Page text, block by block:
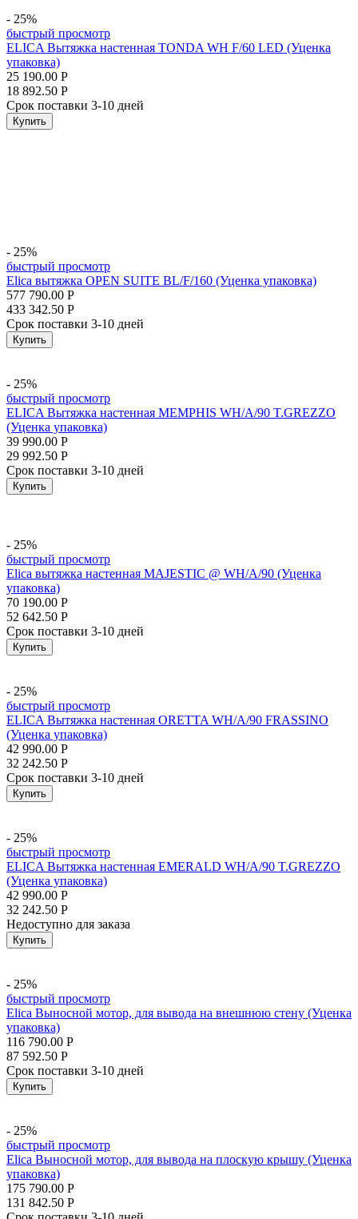
- 25%
быстрый просмотр
ELICA Вытяжка настенная TONDA WH F/60 LED (Уценка
упаковка)
25 190.00 Р
18 892.50 Р
Срок поставки 3-10 дней
Купить
- 25%
быстрый просмотр
Elica вытяжка OPEN SUITE BL/F/160 (Уценка упаковка)
577 790.00 Р
433 342.50 Р
Срок поставки 3-10 дней
Купить
- 25%
быстрый просмотр
ELICA Вытяжка настенная MEMPHIS WH/A/90 T.GREZZO
(Уценка упаковка)
39 990.00 Р
29 992.50 Р
Срок поставки 3-10 дней
Купить
- 25%
быстрый просмотр
Elica вытяжка настенная MAJESTIC @ WH/A/90 (Уценка
упаковка)
70 190.00 Р
52 642.50 Р
Срок поставки 3-10 дней
Купить
- 25%
быстрый просмотр
ELICA Вытяжка настенная ORETTA WH/A/90 FRASSINO
(Уценка упаковка)
42 990.00 Р
32 242.50 Р
Срок поставки 3-10 дней
Купить
- 25%
быстрый просмотр
ELICA Вытяжка настенная EMERALD WH/A/90 T.GREZZO
(Уценка упаковка)
42 990.00 Р
32 242.50 Р
Недоступно для заказа
Купить
- 25%
быстрый просмотр
Elica Выносной мотор, для вывода на внешнюю стену (Уценка
упаковка)
116 790.00 Р
87 592.50 Р
Срок поставки 3-10 дней
Купить
- 25%
быстрый просмотр
Elica Выносной мотор, для вывода на плоскую крышу (Уценка
упаковка)
175 790.00 Р
131 842.50 Р